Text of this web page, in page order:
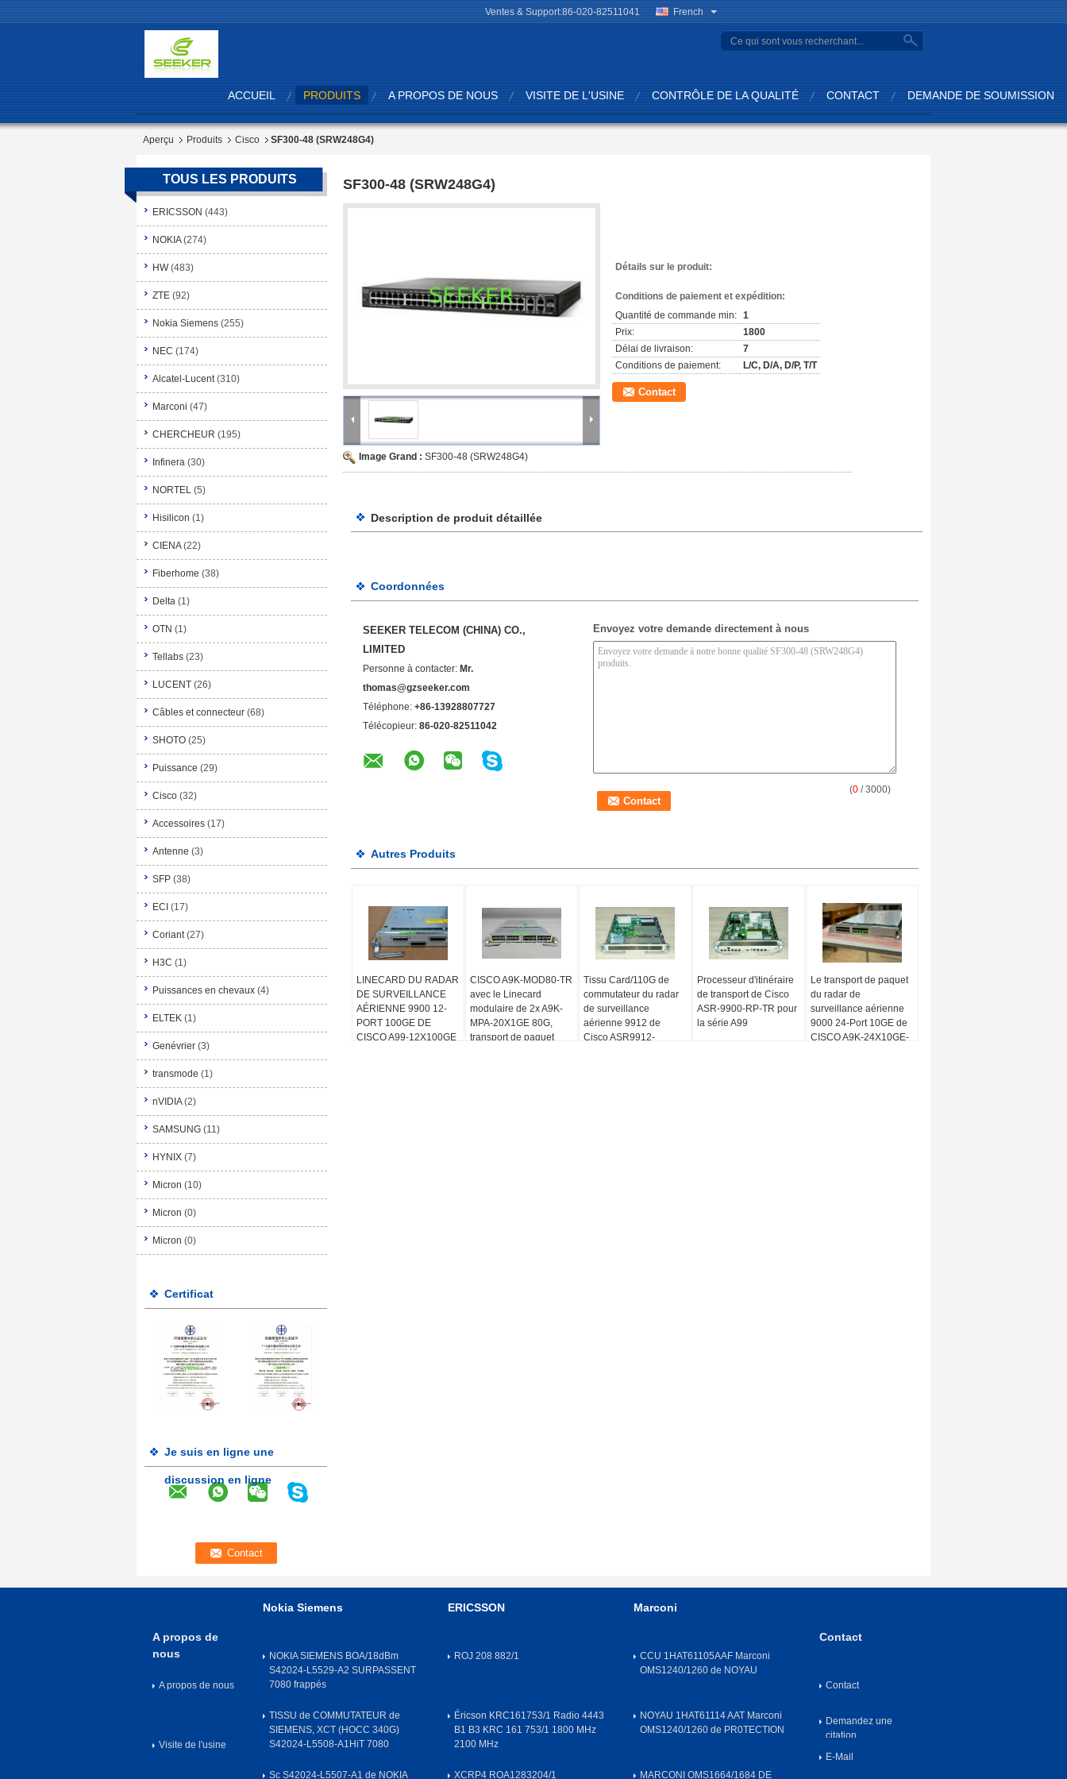
Ventes & Support:86-020-82511041 French
ACCUEIL PRODUITS A PROPOS DE NOUS VISITE DE L'USINE CONTRÔLE DE LA QUALITÉ CONTACT DEMANDE DE SOUMISSION
Aperçu Produits Cisco SF300-48 (SRW248G4)
TOUS LES PRODUITS
ERICSSON (443)
NOKIA (274)
HW (483)
ZTE (92)
Nokia Siemens (255)
NEC (174)
Alcatel-Lucent (310)
Marconi (47)
CHERCHEUR (195)
Infinera (30)
NORTEL (5)
Hisilicon (1)
CIENA (22)
Fiberhome (38)
Delta (1)
OTN (1)
Tellabs (23)
LUCENT (26)
Câbles et connecteur (68)
SHOTO (25)
Puissance (29)
Cisco (32)
Accessoires (17)
Antenne (3)
SFP (38)
ECI (17)
Coriant (27)
H3C (1)
Puissances en chevaux (4)
ELTEK (1)
Genévrier (3)
transmode (1)
nVIDIA (2)
SAMSUNG (11)
HYNIX (7)
Micron (10)
Micron (0)
Micron (0)
Certificat
Je suis en ligne une
discussion en ligne
SF300-48 (SRW248G4)
Image Grand : SF300-48 (SRW248G4)
Détails sur le produit:
Conditions de paiement et expédition:
Quantité de commande min: 1
Prix:
1800
Délai de livraison:
7
Conditions de paiement:
L/C, D/A, D/P, T/T
Contact
Description de produit détaillée
Coordonnées
SEEKER TELECOM (CHINA) CO.,
LIMITED
Personne à contacter: Mr.
thomas@gzseeker.com
Téléphone: +86-13928807727
Télécopieur: 86-020-82511042
Envoyez votre demande directement à nous
(0 / 3000)
Autres Produits
LINECARD DU RADAR
DE SURVEILLANCE
AÉRIENNE 9900 12-
PORT 100GE DE
CISCO A99-12X100GE
CISCO A9K-MOD80-TR
avec le Linecard
modulaire de 2x A9K-
MPA-20X1GE 80G,
transport de paquet
Tissu Card/110G de
commutateur du radar
de surveillance
aérienne 9912 de
Cisco ASR9912-
Processeur d'itinéraire
de transport de Cisco
ASR-9900-RP-TR pour
la série A99
Le transport de paquet
du radar de
surveillance aérienne
9000 24-Port 10GE de
CISCO A9K-24X10GE-
A propos de
nous
A propos de nous
Visite de l'usine
Nokia Siemens
NOKIA SIEMENS BOA/18dBm
S42024-L5529-A2 SURPASSENT
7080 frappés
TISSU de COMMUTATEUR de
SIEMENS, XCT (HOCC 340G)
S42024-L5508-A1HiT 7080
Sc S42024-L5507-A1 de NOKIA
ERICSSON
ROJ 208 882/1
Éricson KRC161753/1 Radio 4443
B1 B3 KRC 161 753/1 1800 MHz
2100 MHz
XCRP4 ROA1283204/1
Marconi
CCU 1HAT61105AAF Marconi
OMS1240/1260 de NOYAU
NOYAU 1HAT61114 AAT Marconi
OMS1240/1260 de PR0TECTION
MARCONI OMS1664/1684 DE
Contact
Contact
Demandez une
citation
E-Mail